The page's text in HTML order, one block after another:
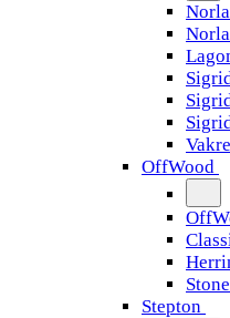
Vakre
OffWood
Stepton